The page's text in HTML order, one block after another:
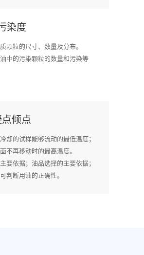
染度
颗粒的尺寸、数量及分布。
中的污染颗粒的数量和污染等
点倾点
却的试样能够流动的最低温度；
不再移动时的最高温度。
要依据；油品选择的主要依据；
判断用油的正确性。